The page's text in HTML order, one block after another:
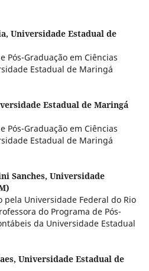
Universidade Estadual de
Pós-Graduação em Ciências
Estadual de Maringá
Estadual de Maringá
Pós-Graduação em Ciências
Estadual de Maringá
Sanches, Universidade
Universidade Federal do Rio
do Programa de Pós-
da Universidade Estadual
Universidade Estadual de